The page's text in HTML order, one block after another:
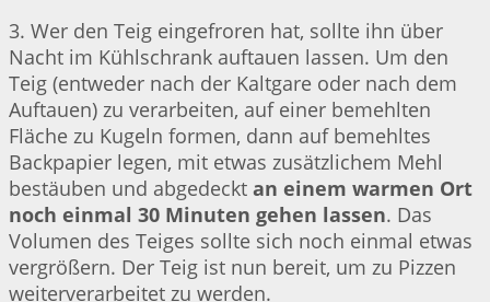
3. Wer den Teig eingefroren hat, sollte ihn über
Nacht im Kühlschrank auftauen lassen. Um den
Teig (entweder nach der Kaltgare oder nach dem
Auftauen) zu verarbeiten, auf einer bemehlten
Fläche zu Kugeln formen, dann auf bemehltes
Backpapier legen, mit etwas zusätzlichem Mehl
bestäuben und abgedeckt an einem warmen Ort
noch einmal 30 Minuten gehen lassen. Das
Volumen des Teiges sollte sich noch einmal etwas
vergrößern. Der Teig ist nun bereit, um zu Pizzen
weiterverarbeitet zu werden.